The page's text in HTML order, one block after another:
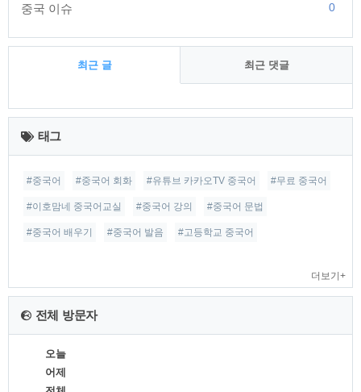
중국 이슈 0
최근 글 최근 댓글
최
근
글
태그
#중국어 #중국어 회화 #유튜브 카카오TV 중국어 #무료 중국어
#이호맘네 중국어교실 #중국어 강의 #중국어 문법
#중국어 배우기 #중국어 발음 #고등학교 중국어
더보기+
전체 방문자
오늘
어제